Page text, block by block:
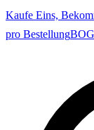
Kaufe Eins,
pro Bestellung